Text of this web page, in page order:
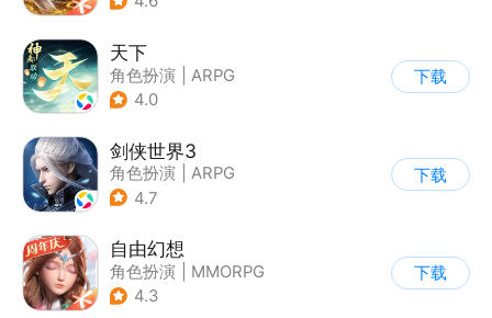
天下
角色扮演
ARPG
| 神话
4.0
下载
剑侠世界3
角色扮演
ARPG
| 武侠
4.7
下载
自由幻想
角色扮演
MMORPG
| 仙侠
4.3
下载